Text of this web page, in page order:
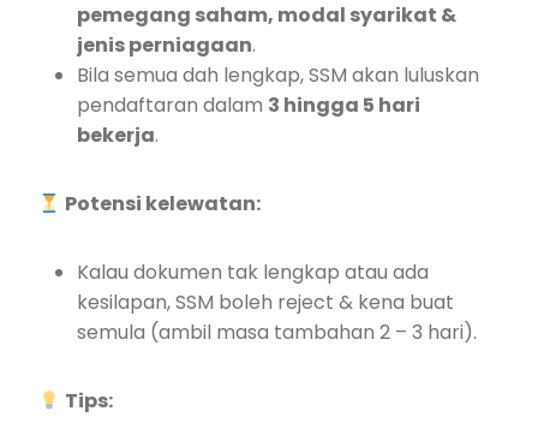
pemegang saham, modal syarikat &
jenis perniagaan.
Bila semua dah lengkap, SSM akan luluskan
pendaftaran dalam 3 hingga 5 hari
bekerja.
Potensi kelewatan:
Kalau dokumen tak lengkap atau ada
kesilapan, SSM boleh reject & kena buat
semula (ambil masa tambahan 2 – 3 hari).
Tips: